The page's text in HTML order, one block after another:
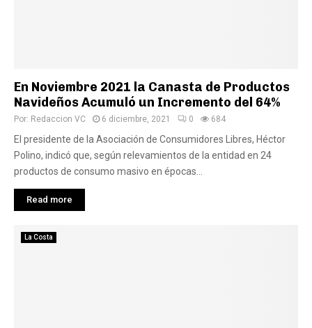
En Noviembre 2021 la Canasta de Productos
Navideños Acumuló un Incremento del 64%
Por: Redaccion VC 6 diciembre, 2021 0 684
El presidente de la Asociación de Consumidores Libres, Héctor
Polino, indicó que, según relevamientos de la entidad en 24
productos de consumo masivo en épocas...
Read more
La Costa